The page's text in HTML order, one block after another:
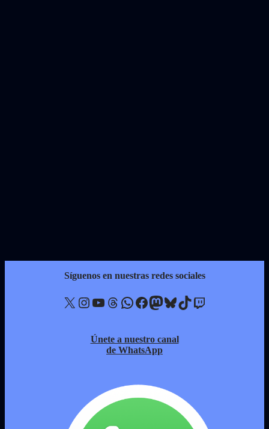
Síguenos en nuestras redes sociales
X Instagram YouTube Threads WhatsApp Facebook Mastodon Bluesky TikTok Twitch
Únete a nuestro canal
de WhatsApp